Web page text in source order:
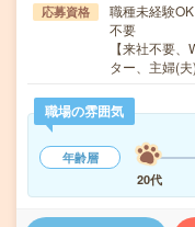
応募資格
職種未経験
不要
【来社不要
ター、主婦(
職場の雰囲気
年齢層
20代